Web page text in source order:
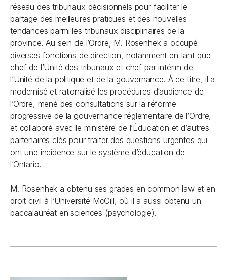
réseau des tribunaux décisionnels pour faciliter le
partage des meilleures pratiques et des nouvelles
tendances parmi les tribunaux disciplinaires de la
province. Au sein de l’Ordre, M. Rosenhek a occupé
diverses fonctions de direction, notamment en tant que
chef de l’Unité des tribunaux et chef par intérim de
l’Unité de la politique et de la gouvernance. À ce titre, il a
modernisé et rationalisé les procédures d’audience de
l’Ordre, mené des consultations sur la réforme
progressive de la gouvernance réglementaire de l’Ordre,
et collaboré avec le ministère de l’Éducation et d’autres
partenaires clés pour traiter des questions urgentes qui
ont une incidence sur le système d’éducation de
l’Ontario.
M. Rosenhek a obtenu ses grades en common law et en
droit civil à l’Université McGill, où il a aussi obtenu un
baccalauréat en sciences (psychologie).